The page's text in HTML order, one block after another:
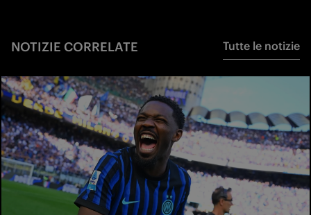
NOTIZIE CORRELATE Tutte le notizie